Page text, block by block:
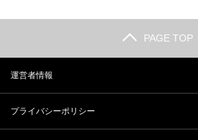
PAGE TOP
運営者情報
プライバシーポリシー